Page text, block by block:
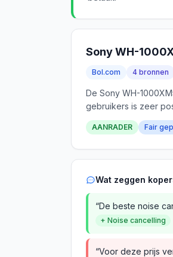
Sony WH-
Bol.com 4 bronnen
De Sony WH-
gebruikers is zeer
AANRADER Fair
Wat zeggen
“De beste noise
+ Noise cancelling
“Voor deze prijs